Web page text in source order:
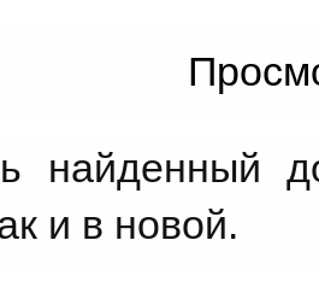
найденный
и в новой.